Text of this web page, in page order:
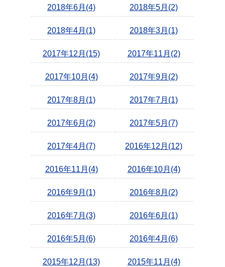
2018年6月(4) 2018年5月(2)
2018年4月(1) 2018年3月(1)
2017年12月(15) 2017年11月(2)
2017年10月(4) 2017年9月(2)
2017年8月(1) 2017年7月(1)
2017年6月(2) 2017年5月(7)
2017年4月(7) 2016年12月(12)
2016年11月(4) 2016年10月(4)
2016年9月(1) 2016年8月(2)
2016年7月(3) 2016年6月(1)
2016年5月(6) 2016年4月(6)
2015年12月(13) 2015年11月(4)